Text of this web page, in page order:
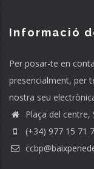
Informació
Per posar-te en
presencialment, per
nostra seu
Plaça del centre,
(+34) 977 15 71